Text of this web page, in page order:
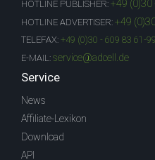
HOTLINE PUBLISHER: +49 (0)30
HOTLINE ADVERTISER: +49
TELEFAX: +49 (0)30 - 609 83 61-99
E-MAIL: service@adcell.de
Service
News
Affiliate-Lexikon
Download
API